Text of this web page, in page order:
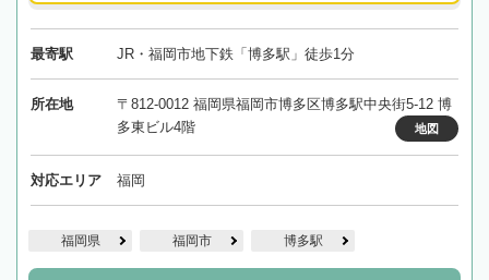
最寄駅 JR・福岡市地下鉄「博多駅」徒歩1分
所在地
〒812-0012 福岡県福岡市博多区博多駅中央街5-12 博
多東ビル4階
地図
対応エリア 福岡
福岡県 福岡市 博多駅